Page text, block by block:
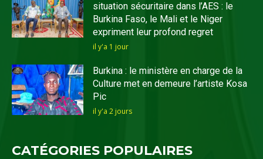
situation sécuritaire dans l’AES : le
Burkina Faso, le Mali et le Niger
expriment leur profond regret
il y'a 1 jour
Burkina : le ministère en charge de la
Culture met en demeure l’artiste Kosa
Pic
il y'a 2 jours
CATÉGORIES POPULAIRES